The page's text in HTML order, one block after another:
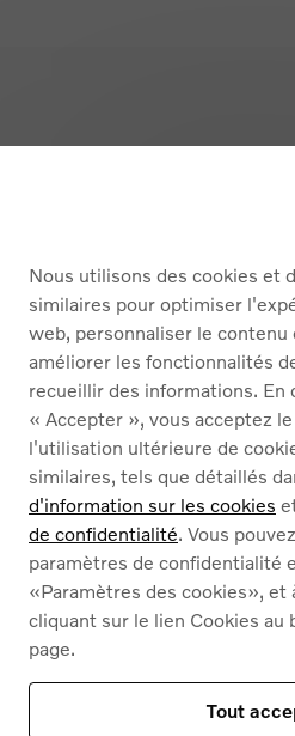
SERVICES
À PROPOS DE NOUS
Français
Cookies
Politique de
Notre
Nous utilisons des cookies et
similaires pour optimiser
web, personnaliser le contenu
améliorer les fonctionnalités
recueillir des informations. En
« Accepter », vous acceptez
l'utilisation ultérieure de
similaires, tels que détaillés
d'information sur les cookies
de confidentialité. Vous
paramètres de confidentialité
«Paramètres des cookies», et
cliquant sur le lien Cookies au
page.
Tout